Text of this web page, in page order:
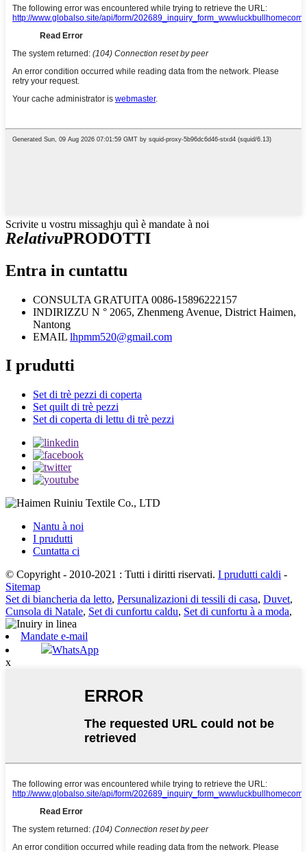
Scrivite u vostru missaghju quì è mandate à noi
RelativuPRODOTTI
Entra in cuntattu
CONSULTA GRATUITA 0086-15896222157
INDIRIZZU N ° 2065, Zhenmeng Avenue, District Haimen,
Nantong
EMAIL lhpmm520@gmail.com
I prudutti
Set di trè pezzi di coperta
Set quilt di trè pezzi
Set di coperta di lettu di trè pezzi
Nantu à noi
I prudutti
Cuntatta ci
© Copyright - 2010-2021 : Tutti i diritti riservati. I prudutti caldi -
Sitemap
Set di biancheria da letto, Persunalizazioni di tessili di casa, Duvet,
Cunsola di Natale, Set di cunfortu caldu, Set di cunfortu à a moda,
Mandate e-mail
WhatsApp
x